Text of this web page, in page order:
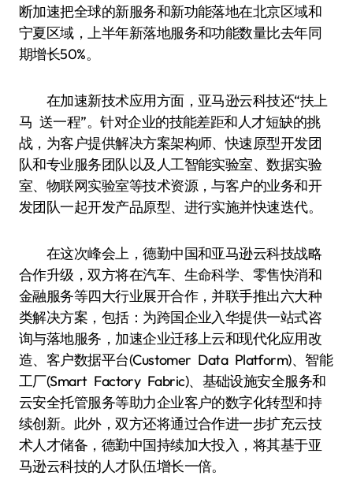
断加速把全球的新服务和新功能落地在北京区域和
宁夏区域，上半年新落地服务和功能数量比去年同
期增长50%。
在加速新技术应用方面，亚马逊云科技还“扶上
马 送一程”。针对企业的技能差距和人才短缺的挑
战，为客户提供解决方案架构师、快速原型开发团
队和专业服务团队以及人工智能实验室、数据实验
室、物联网实验室等技术资源，与客户的业务和开
发团队一起开发产品原型、进行实施并快速迭代。
在这次峰会上，德勤中国和亚马逊云科技战略
合作升级，双方将在汽车、生命科学、零售快消和
金融服务等四大行业展开合作，并联手推出六大种
类解决方案，包括：为跨国企业入华提供一站式咨
询与落地服务，加速企业迁移上云和现代化应用改
造、客户数据平台(Customer Data Platform)、智能
工厂(Smart Factory Fabric)、基础设施安全服务和
云安全托管服务等助力企业客户的数字化转型和持
续创新。此外，双方还将通过合作进一步扩充云技
术人才储备，德勤中国持续加大投入，将其基于亚
马逊云科技的人才队伍增长一倍。